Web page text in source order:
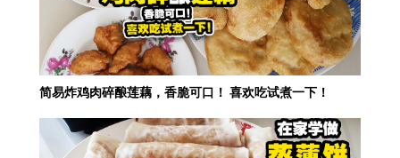
简易炸鸡肉碎酿莲藕，香脆可口！ 喜欢吃试煮一下！